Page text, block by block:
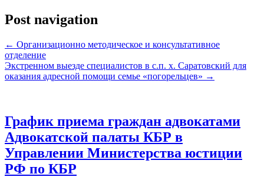
Post navigation
← Организационно методическое и консультативное
отделение
Экстренном выезде специалистов в с.п. х. Саратовский для
оказания адресной помощи семье «погорельцев» →
График приема граждан адвокатами
Адвокатской палаты КБР в
Управлении Министерства юстиции
РФ по КБР